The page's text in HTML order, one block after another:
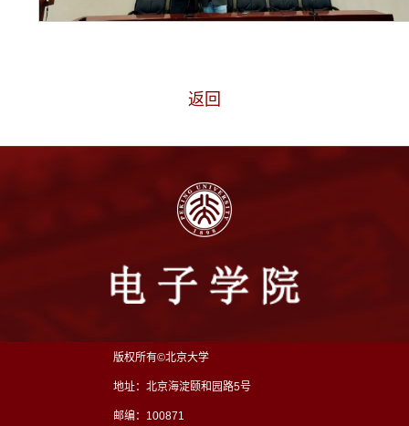
返回
版权所有©北京大学
地址：北京海淀颐和园路5号
邮编：100871